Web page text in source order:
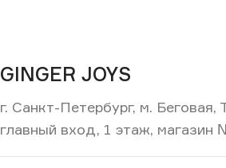
GINGER JOYS
г. Санкт-Петербург, м.
главный вход, 1 этаж, магазин